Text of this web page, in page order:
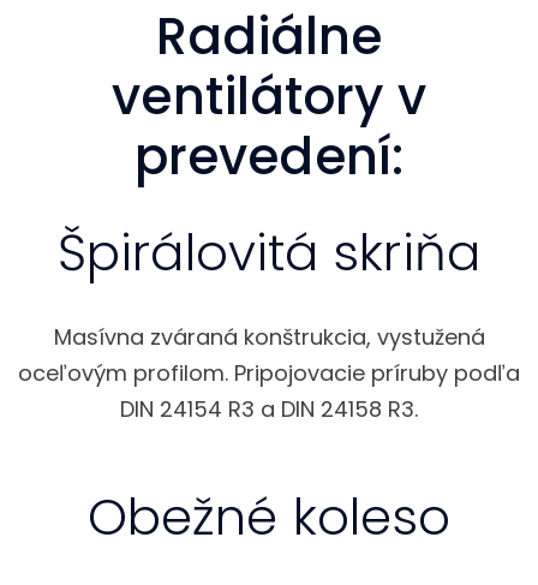
Radiálne
ventilátory v
prevedení:
Špirálovitá skriňa
Masívna zváraná konštrukcia, vystužená
oceľovým profilom. Pripojovacie príruby podľa
DIN 24154 R3 a DIN 24158 R3.
Obežné koleso